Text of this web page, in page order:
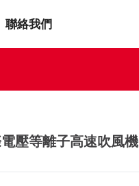
聯絡我們
壓等離子高速吹風機